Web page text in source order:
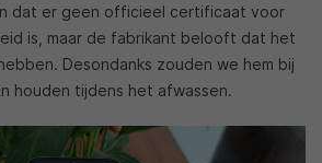
dat er geen officieel certificaat voor
is, maar de fabrikant belooft dat het
Desondanks zouden we hem bij
houden tijdens het afwassen.